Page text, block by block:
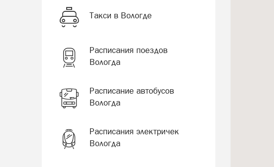
Такси в Вологде
Расписания поездов
Вологда
Расписание автобусов
Вологда
Расписания электричек
Вологда